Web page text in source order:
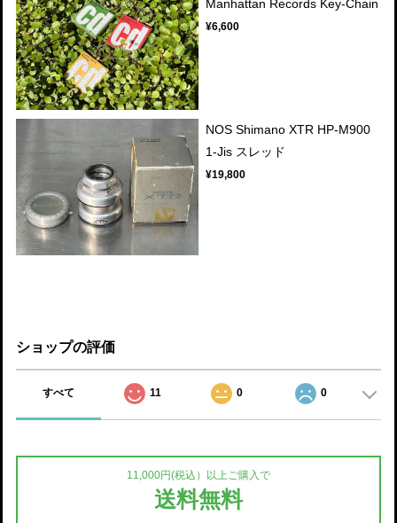
Manhattan Records Key-Chain
¥6,600
NOS Shimano XTR HP-M900
1-Jis スレッド
¥19,800
ショップの評価
すべて 11 0 0
11,000円(税込）以上ご購入で
送料無料